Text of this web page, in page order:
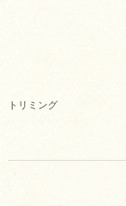
トリミング